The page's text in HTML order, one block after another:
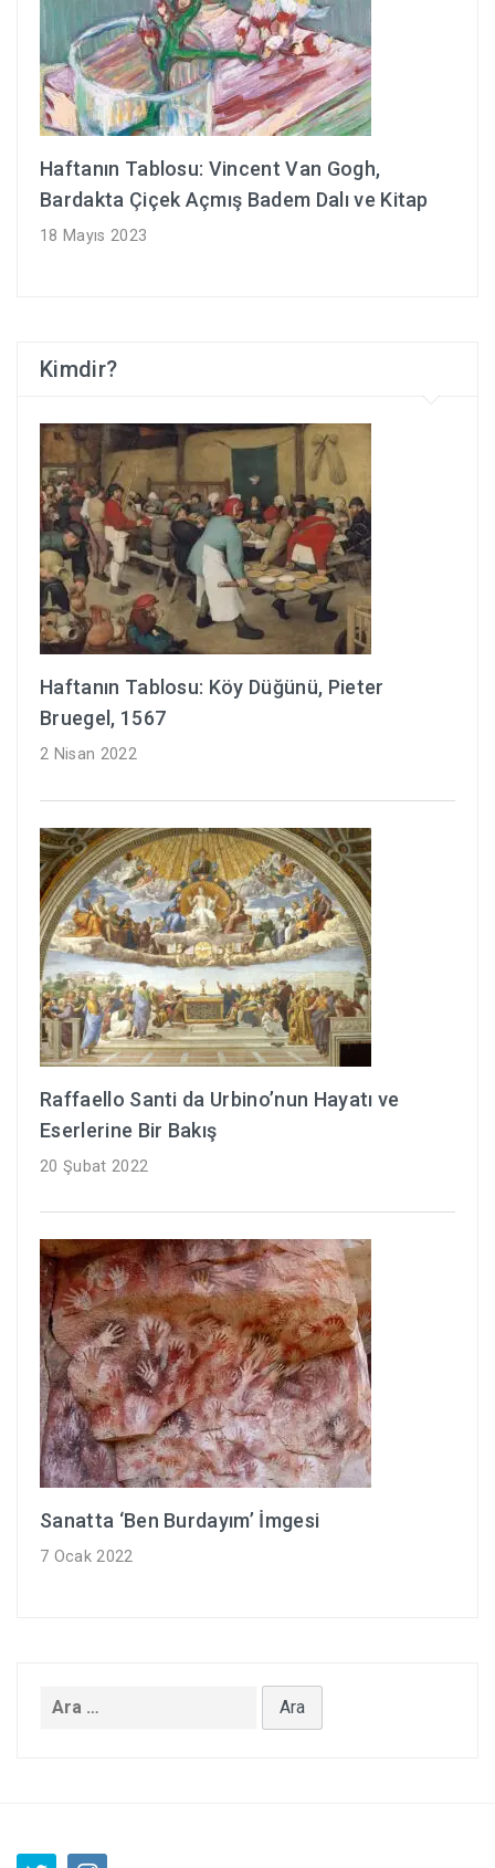
Haftanın Tablosu: Vincent Van Gogh,
Bardakta Çiçek Açmış Badem Dalı ve Kitap
18 Mayıs 2023
Kimdir?
Haftanın Tablosu: Köy Düğünü, Pieter
Bruegel, 1567
2 Nisan 2022
Raffaello Santi da Urbino’nun Hayatı ve
Eserlerine Bir Bakış
20 Şubat 2022
Sanatta ‘Ben Burdayım’ İmgesi
7 Ocak 2022
Arama: